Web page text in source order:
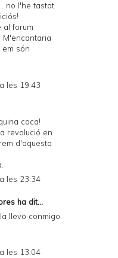
no l'he tastat
al forum
M'encantaria
són
les 19:43
coca!
revolució en
d'aquesta
les 23:34
ha dit...
llevo conmigo.
les 13:04